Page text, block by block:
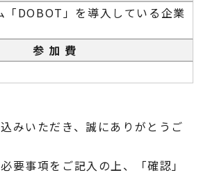
「DOBOT」を導入している企業
参 加 費
みいただき、誠にありがとうご
要事項をご記入の上、「確認」